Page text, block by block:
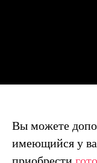
Вы можете
имеющийся у